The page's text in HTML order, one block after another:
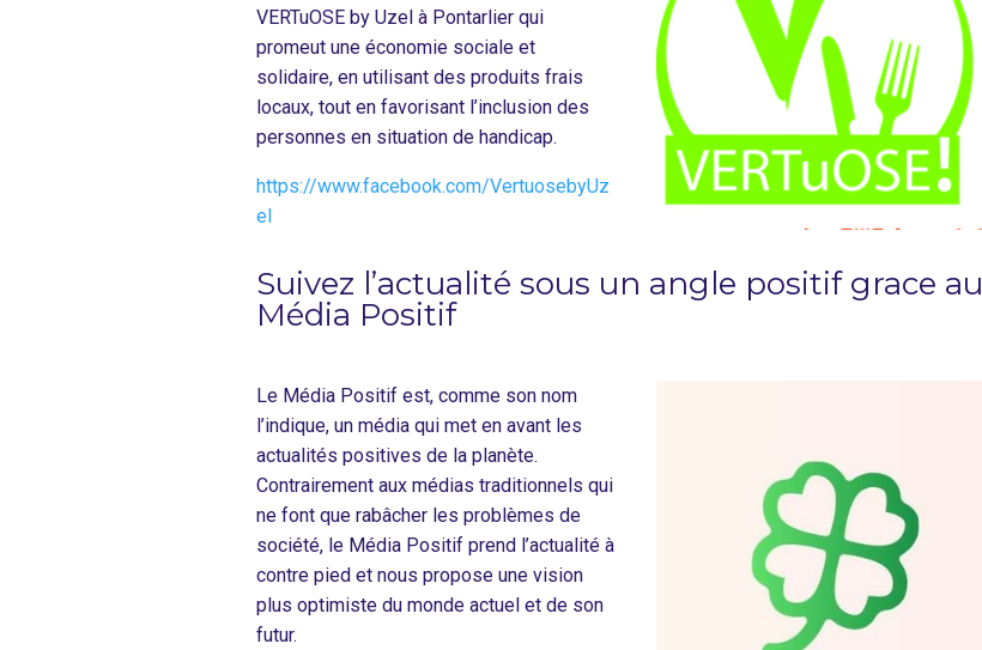
VERTuOSE by Uzel à Pontarlier qui
promeut une économie sociale et
solidaire, en utilisant des produits frais
locaux, tout en favorisant l’inclusion des
personnes en situation de handicap.
https://www.facebook.com/VertuosebyUz
el
Suivez l’actualité sous un angle positif grace au
Média Positif
Le Média Positif est, comme son nom
l’indique, un média qui met en avant les
actualités positives de la planète.
Contrairement aux médias traditionnels qui
ne font que rabâcher les problèmes de
société, le Média Positif prend l’actualité à
contre pied et nous propose une vision
plus optimiste du monde actuel et de son
futur.